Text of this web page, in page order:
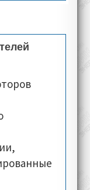
230-330 В
Klixon (по
PT100
B5